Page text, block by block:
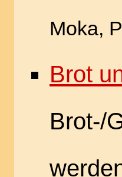
Moka,
Brot
Brot-/